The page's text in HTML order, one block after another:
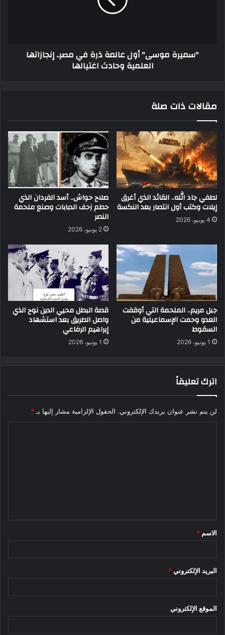
"سميرة موسى" أول عالمة ذرة في مصر.. إنجازاتها
العلمية وحادث اغتيالها
مقالات ذات صلة
لطفي جاد الله.. القائد الذي أغرق
إيلات وكتب أول انتصار بعد النكسة
4 يونيو، 2026
صلاح حواش.. أسد الفردان الذي
حطم زحف الدبابات وصنع ملحمة
النصر
2 يونيو، 2026
جبل مريم.. الملحمة التي أوقفت
العدو وحمت الإسماعيلية من
السقوط
1 يونيو، 2026
قصة البطل محيي الدين نوح الذي
واصل الطريق بعد استشهاد
إبراهيم الرفاعي
1 يونيو، 2026
اترك تعليقاً
لن يتم نشر عنوان بريدك الإلكتروني. الحقول الإلزامية مشار إليها بـ *
*
الاسم *
البريد الإلكتروني *
الموقع الإلكتروني